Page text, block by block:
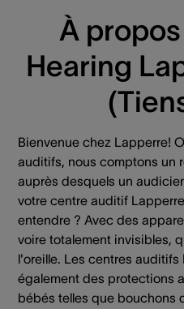
À
Hearing
Bienvenue chez Lapperre!
auditifs, nous comptons un
auprès desquels un
votre centre auditif
entendre ? Avec des
voire totalement invisibles,
l'oreille. Les centres
également des protections
bébés telles que bouchons